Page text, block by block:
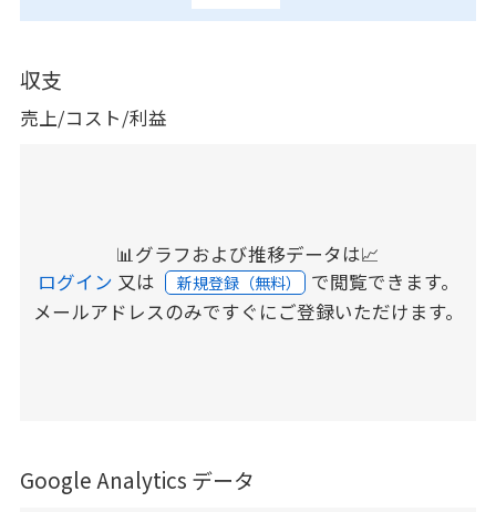
収支
売上/コスト/利益
📊グラフおよび推移データは📈
ログイン 又は 新規登録（無料） で閲覧できます。
メールアドレスのみですぐにご登録いただけます。
Google Analytics データ